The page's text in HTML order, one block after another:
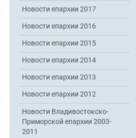
Новости епархии 2017
Новости епархии 2016
Новости епархии 2015
Новости епархии 2014
Новости епархии 2013
Новости епархии 2012
Новости Владивостокско-
Приморской епархии 2003-
2011